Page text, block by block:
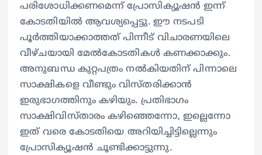
പരിശോധിക്കണമെന്ന് പ്രോസിക്യൂഷൻ ഇന്ന്
കോടതിയിൽ ആവശ്യപ്പെട്ടു. ഈ നടപടി
പൂർത്തിയാക്കാത്തത് പിന്നീട് വിചാരണയിലെ
വീഴ്ചയായി മേൽകോടതികൾ കണക്കാക്കും.
അനുബന്ധ കുറ്റപത്രം നൽകിയതിന് പിന്നാലെ
സാക്ഷികളെ വീണ്ടും വിസ്തരിക്കാൻ
ഇരുഭാഗത്തിനും കഴിയും. പ്രതിഭാഗം
സാക്ഷിവിസ്താരം കഴിഞ്ഞെന്നോ, ഇല്ലെന്നോ
ഇത് വരെ കോടതിയെ അറിയിച്ചിട്ടില്ലെന്നും
പ്രോസിക്യൂഷൻ ചൂണ്ടിക്കാട്ടുന്നു.